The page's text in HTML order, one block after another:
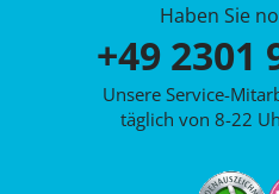
Haben Sie
+49 2301
Unsere Service-
täglich von 8-22